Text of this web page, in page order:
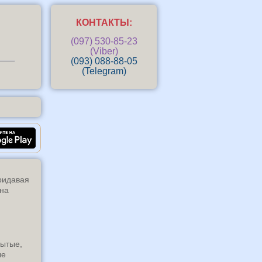
КОНТАКТЫ:
(097) 530-85-23
(Viber)
(093) 088-88-05
(Telegram)